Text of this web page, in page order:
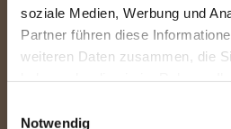
soziale Medien, Werbung und
Partner führen diese
weiteren Daten zusammen, die
Notwendig